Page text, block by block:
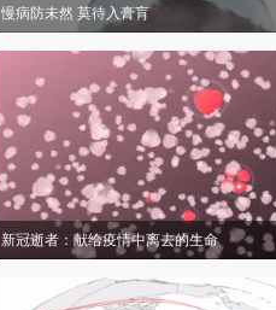
慢病防未然 莫待入膏肓
新冠逝者：献给疫情中离去的生命